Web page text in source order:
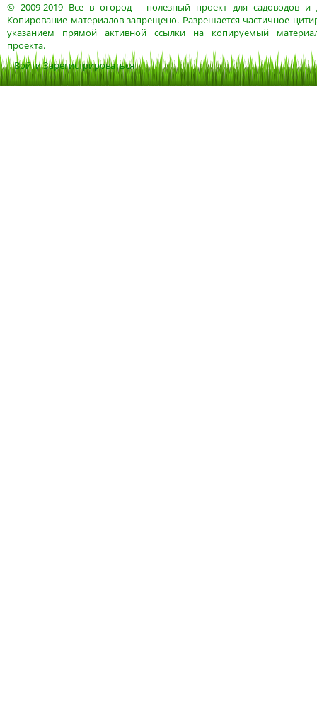
© 2009-2019 Все в огород- полезный проект для садоводов и
Копирование материалов запрещено. Разрешается частичное
указанием прямой активной ссылки на копируемый
проекта.
ВойтиЗарегистрироваться